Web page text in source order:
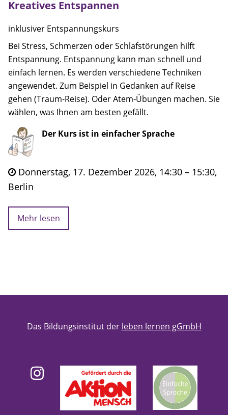
Kreatives Entspannen
inklusiver Entspannungskurs
Bei Stress, Schmerzen oder Schlafstörungen hilft
Entspannung. Entspannung kann man schnell und
einfach lernen. Es werden verschiedene Techniken
angewendet. Zum Beispiel in Gedanken auf Reise
gehen (Traum-Reise). Oder Atem-Übungen machen. Sie
wählen, was Ihnen am besten gefällt.
Der Kurs ist in einfacher Sprache
Donnerstag, 17. Dezember 2026, 14:30 – 15:30,
Berlin
Mehr lesen
Das Bildungsinstitut der leben lernen gGmbH